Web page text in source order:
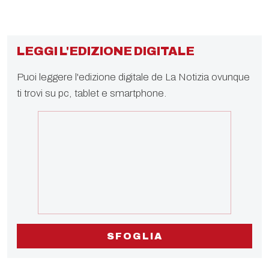
LEGGI L'EDIZIONE DIGITALE
Puoi leggere l'edizione digitale de La Notizia ovunque
ti trovi su pc, tablet e smartphone.
SFOGLIA